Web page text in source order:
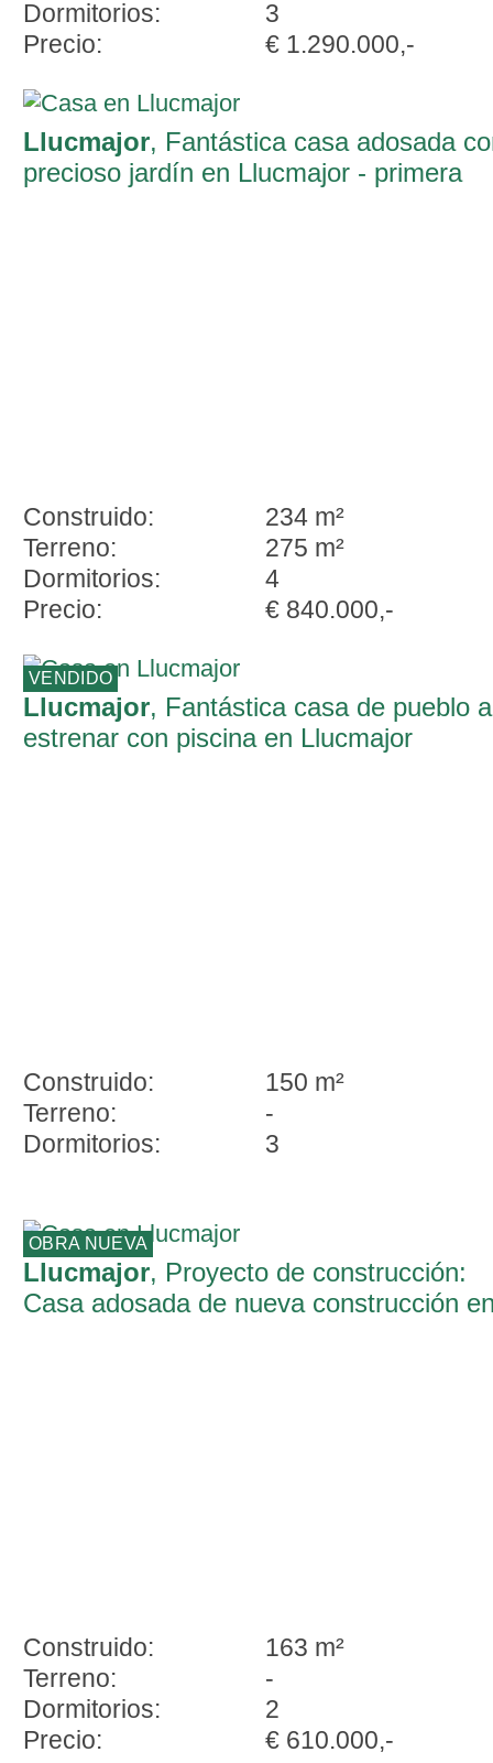
Dormitorios:
3
Precio:
€ 1.290.000,-
Llucmajor, Fantástica casa adosada
precioso jardín en Llucmajor - primera
Construido:
234 m²
Terreno:
275 m²
Dormitorios:
4
Precio:
€ 840.000,-
VENDIDO
Llucmajor, Fantástica casa de pueblo a
estrenar con piscina en Llucmajor
Construido:
150 m²
Terreno:
-
Dormitorios:
3
OBRA NUEVA
Llucmajor, Proyecto de construcción:
Casa adosada de nueva construcción
Construido:
163 m²
Terreno:
-
Dormitorios:
2
Precio:
€ 610.000,-